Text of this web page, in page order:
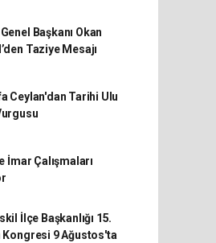
Başkanı Okan
Taziye Mesajı
Ceylan'dan Tarihi Ulu
İmar Çalışmaları
İlçe Başkanlığı 15.
Kongresi 9 Ağustos'ta